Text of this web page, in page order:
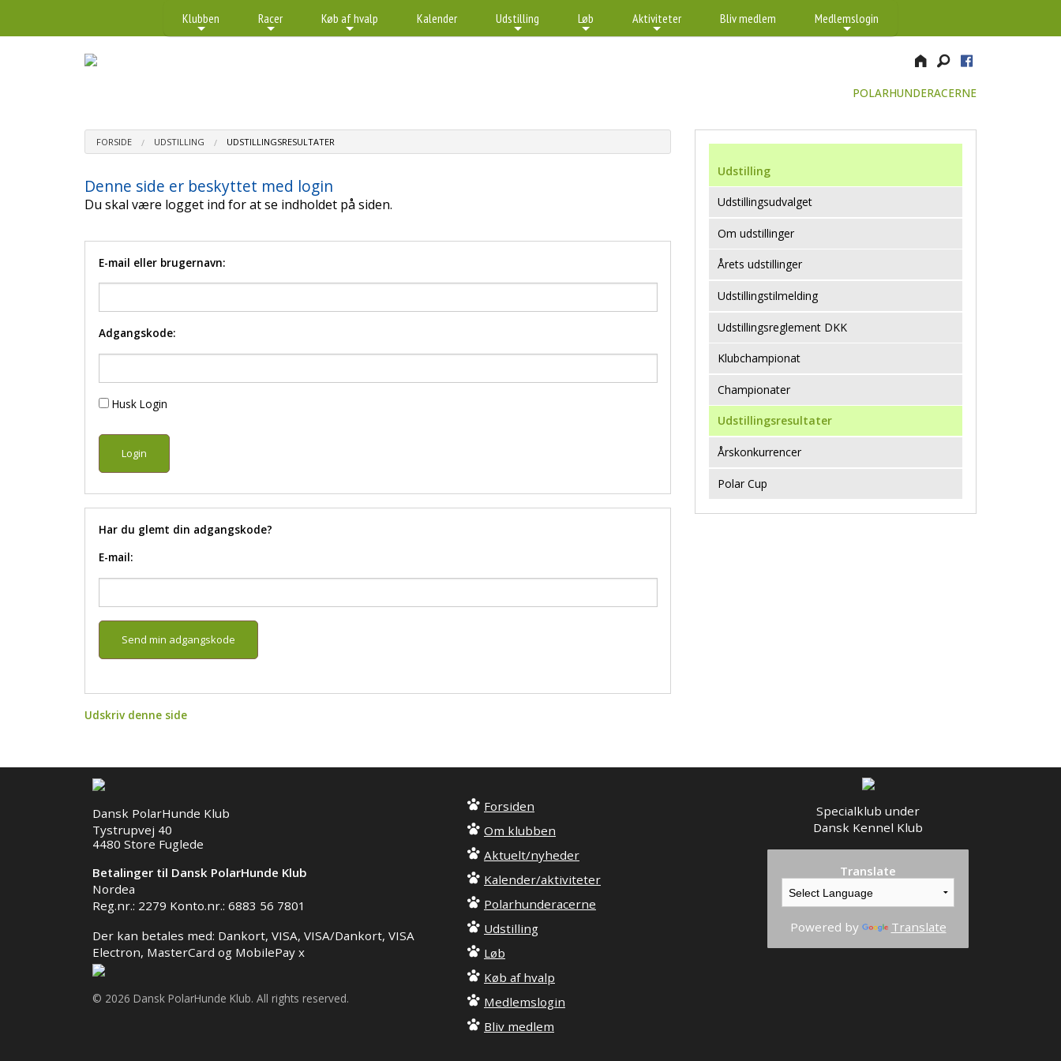
Klubben Racer Køb af hvalp Kalender Udstilling Løb Aktiviteter Bliv medlem Medlemslogin
POLARHUNDERACERNE
FORSIDE UDSTILLING UDSTILLINGSRESULTATER
Denne side er beskyttet med login
Du skal være logget ind for at se indholdet på siden.
E-mail eller brugernavn:
Adgangskode:
Husk Login
Har du glemt din adgangskode?
E-mail:
Udskriv denne side
Udstilling
Udstillingsudvalget
Om udstillinger
Årets udstillinger
Udstillingstilmelding
Udstillingsreglement DKK
Klubchampionat
Championater
Udstillingsresultater
Årskonkurrencer
Polar Cup
Dansk PolarHunde Klub
Tystrupvej 40
4480 Store Fuglede
Betalinger til Dansk PolarHunde Klub
Nordea
Reg.nr.: 2279 Konto.nr.: 6883 56 7801
Der kan betales med: Dankort, VISA, VISA/Dankort, VISA
Electron, MasterCard og MobilePay x
© 2026 Dansk PolarHunde Klub. All rights reserved.
Forsiden
Om klubben
Aktuelt/nyheder
Kalender/aktiviteter
Polarhunderacerne
Udstilling
Løb
Køb af hvalp
Medlemslogin
Bliv medlem
Specialklub under
Dansk Kennel Klub
Translate
Powered by Translate